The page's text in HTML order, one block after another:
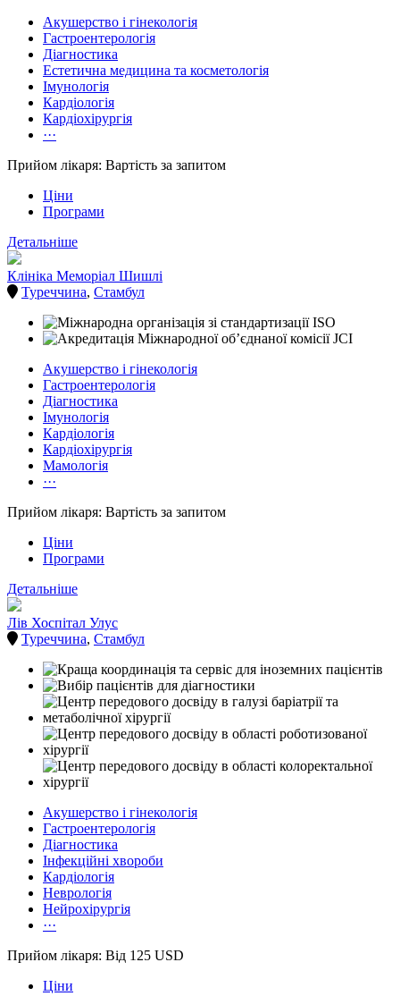
Акушерство і гінекологія
Гастроентерологія
Діагностика
Естетична медицина та косметологія
Імунологія
Кардіологія
Кардіохірургія
···
Прийом лікаря: Вартість за запитом
Ціни
Програми
Детальніше
Клініка Меморіал Шишлі
Туреччина, Стамбул
Акушерство і гінекологія
Гастроентерологія
Діагностика
Імунологія
Кардіологія
Кардіохірургія
Мамологія
···
Прийом лікаря: Вартість за запитом
Ціни
Програми
Детальніше
Лів Хоспітал Улус
Туреччина, Стамбул
Акушерство і гінекологія
Гастроентерологія
Діагностика
Інфекційні хвороби
Кардіологія
Неврологія
Нейрохірургія
···
Прийом лікаря: Від 125 USD
Ціни